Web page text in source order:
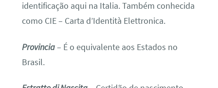
identificação aqui na Italia. Também conhecida
como CIE – Carta d’Identità Elettronica.
Provincia– É o equivalente aos Estados no
Brasil.